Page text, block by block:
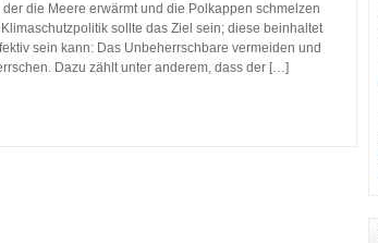
die Meere erwärmt und die Polkappen schmelzen
sollte das Ziel sein; diese beinhaltet
sein kann: Das Unbeherrschbare vermeiden und
Dazu zählt unter anderem, dass der […]